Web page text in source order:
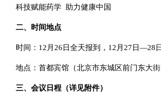
科技赋能药学 助力健康中国
二、时间地点
时间：12月26日全天报到，12月27日—28
地点：首都宾馆（北京市东城区前门东大街
三、会议日程（详见附件）